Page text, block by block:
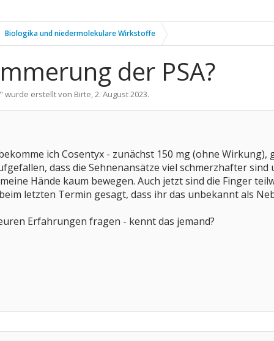
Biologika und niedermolekulare Wirkstoffe
der PSA?
" wurde erstellt von Birte,2. August 2023.
ich Cosentyx - zunächst 150 mg (ohne
dass die Sehnenansätze viel schmerzhafter sind
Hände kaum bewegen. Auch jetzt sind die Finger
letzten Termin gesagt, dass ihr das unbekannt als
Erfahrungen fragen - kennt das jemand?